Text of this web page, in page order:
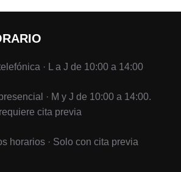
· L a J de 10:00 a 14:00
· M y J de 10:00 a 14:00.
cita previa
horarios · Solo con cita previa